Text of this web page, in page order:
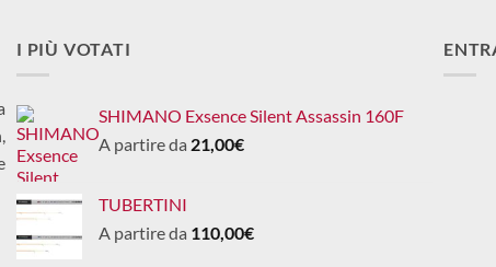
I PIÙ VOTATI
SHIMANO Exsence Silent Assassin 160F
A partire da 21,00€
TUBERTINI
A partire da 110,00€